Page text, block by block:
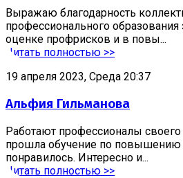
Выражаю благодарность
профессионального
оценке профрисков и в повы...
Читать полностью >>
19 апреля 2023, Среда 20:37
Альфия Гильманова
Работают профессионалы
прошла обучение по повышению
понравилось. Интересно и...
Читать полностью >>